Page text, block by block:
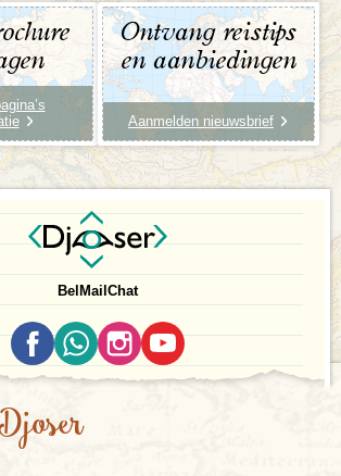
Ontvang reistips
en aanbiedingen
Aanmelden nieuwsbrief
Bel Mail Chat